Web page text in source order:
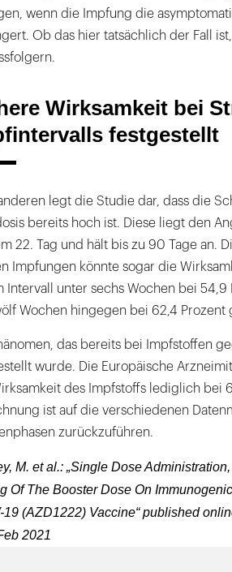
wenn die Impfung die
Ob das hier tatsächlich der Fall
Wirksamkeit bei
festgestellt
legt die Studie dar, dass die
bereits hoch ist. Diese liegt den
22. Tag und hält bis zu 90 Tage an.
Impfungen könnte sogar die
Intervall unter sechs Wochen bei
Wochen hingegen bei 62,4 Prozent
das bereits bei Impfstoffen
wurde. Die Europäische
des Impfstoffs lediglich bei
ist auf die verschiedenen
zurückzuführen.
M. et al.: „Single Dose
Of The Booster Dose On
19 (AZD1222) Vaccine“ published
2021